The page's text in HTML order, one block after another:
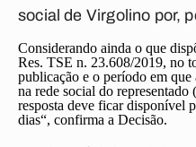
social de Virgolino por,
Considerando ainda o que
Res. TSE n. 23.608/2019, no
publicação e o período em que
na rede social do representado
resposta deve ficar disponível
dias“, confirma a Decisão.